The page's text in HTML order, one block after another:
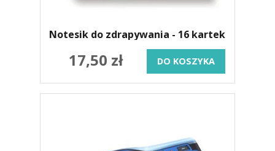
Notesik do zdrapywania - 16 kartek
17,50 zł DO KOSZYKA